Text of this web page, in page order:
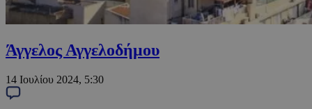
Άγγελος Αγγελοδήμου
14 Ιουλίου 2024, 5:30